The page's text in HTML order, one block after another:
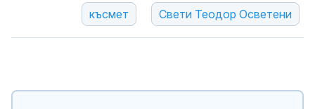
късмет Свети Теодор Осветени